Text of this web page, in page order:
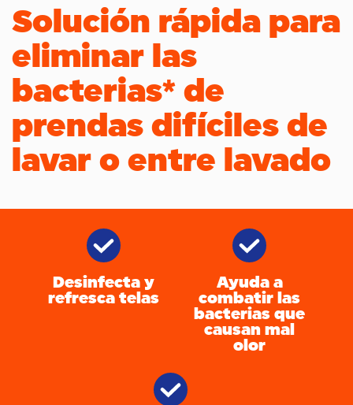
Solución rápida para
eliminar las
bacterias* de
prendas difíciles de
lavar o entre lavado
Desinfecta y
refresca telas
Ayuda a
combatir las
bacterias que
causan mal
olor